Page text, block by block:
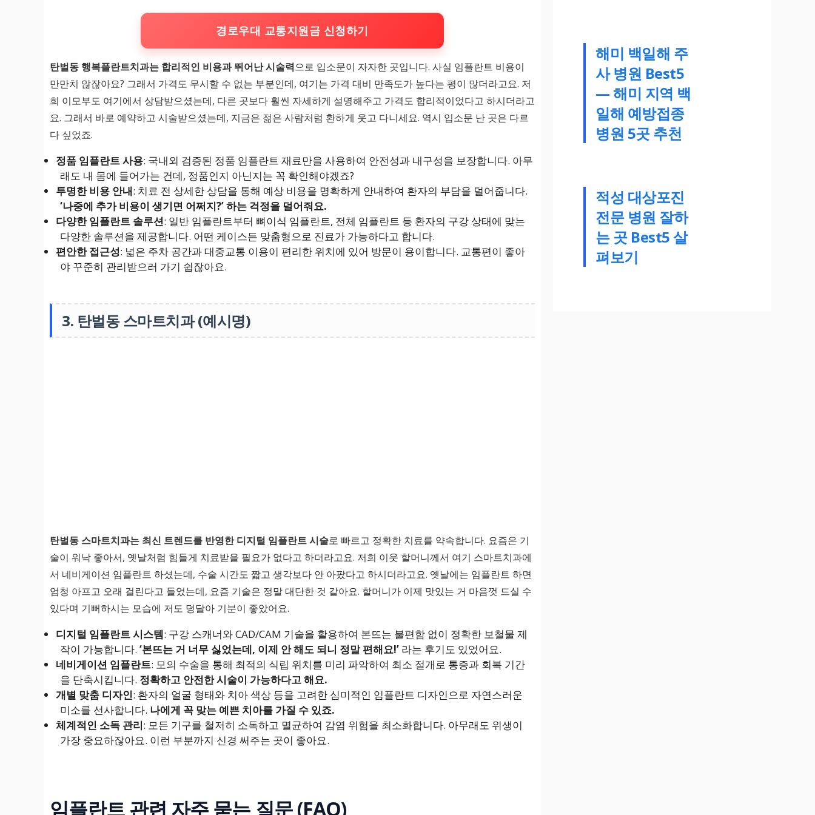
경로우대 교통지원금 신청하기
탄벌동 행복플란트치과는 합리적인 비용과 뛰어난 시술력으로 입소문이 자자한 곳입니다. 사실 임플란트 비용이
만만치 않잖아요? 그래서 가격도 무시할 수 없는 부분인데, 여기는 가격 대비 만족도가 높다는 평이 많더라고요. 저
희 이모부도 여기에서 상담받으셨는데, 다른 곳보다 훨씬 자세하게 설명해주고 가격도 합리적이었다고 하시더라고
요. 그래서 바로 예약하고 시술받으셨는데, 지금은 젊은 사람처럼 환하게 웃고 다니세요. 역시 입소문 난 곳은 다르
다 싶었죠.
정품 임플란트 사용: 국내외 검증된 정품 임플란트 재료만을 사용하여 안전성과 내구성을 보장합니다. 아무
래도 내 몸에 들어가는 건데, 정품인지 아닌지는 꼭 확인해야겠죠?
투명한 비용 안내: 치료 전 상세한 상담을 통해 예상 비용을 명확하게 안내하여 환자의 부담을 덜어줍니다.
‘나중에 추가 비용이 생기면 어쩌지?’ 하는 걱정을 덜어줘요.
다양한 임플란트 솔루션: 일반 임플란트부터 뼈이식 임플란트, 전체 임플란트 등 환자의 구강 상태에 맞는
다양한 솔루션을 제공합니다. 어떤 케이스든 맞춤형으로 진료가 가능하다고 합니다.
편안한 접근성: 넓은 주차 공간과 대중교통 이용이 편리한 위치에 있어 방문이 용이합니다. 교통편이 좋아
야 꾸준히 관리받으러 가기 쉽잖아요.
3. 탄벌동 스마트치과 (예시명)
탄벌동 스마트치과는 최신 트렌드를 반영한 디지털 임플란트 시술로 빠르고 정확한 치료를 약속합니다. 요즘은 기
술이 워낙 좋아서, 옛날처럼 힘들게 치료받을 필요가 없다고 하더라고요. 저희 이웃 할머니께서 여기 스마트치과에
서 네비게이션 임플란트 하셨는데, 수술 시간도 짧고 생각보다 안 아팠다고 하시더라고요. 옛날에는 임플란트 하면
엄청 아프고 오래 걸린다고 들었는데, 요즘 기술은 정말 대단한 것 같아요. 할머니가 이제 맛있는 거 마음껏 드실 수
있다며 기뻐하시는 모습에 저도 덩달아 기분이 좋았어요.
디지털 임플란트 시스템: 구강 스캐너와 CAD/CAM 기술을 활용하여 본뜨는 불편함 없이 정확한 보철물 제
작이 가능합니다. ‘본뜨는 거 너무 싫었는데, 이제 안 해도 되니 정말 편해요!’ 라는 후기도 있었어요.
네비게이션 임플란트: 모의 수술을 통해 최적의 식립 위치를 미리 파악하여 최소 절개로 통증과 회복 기간
을 단축시킵니다. 정확하고 안전한 시술이 가능하다고 해요.
개별 맞춤 디자인: 환자의 얼굴 형태와 치아 색상 등을 고려한 심미적인 임플란트 디자인으로 자연스러운
미소를 선사합니다. 나에게 꼭 맞는 예쁜 치아를 가질 수 있죠.
체계적인 소독 관리: 모든 기구를 철저히 소독하고 멸균하여 감염 위험을 최소화합니다. 아무래도 위생이
가장 중요하잖아요. 이런 부분까지 신경 써주는 곳이 좋아요.
임플란트 관련 자주 묻는 질문 (FAQ)
해미 백일해 주
사 병원 Best5
— 해미 지역 백
일해 예방접종
병원 5곳 추천
적성 대상포진
전문 병원 잘하
는 곳 Best5 살
펴보기